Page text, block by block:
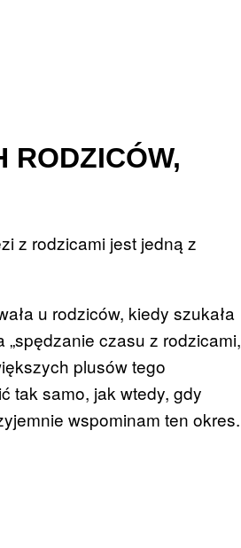
RODZICÓW,
z rodzicami jest jedną z
u rodziców, kiedy szukała
„spędzanie czasu z rodzicami,
plusów tego
tak samo, jak wtedy, gdy
wspominam ten okres.